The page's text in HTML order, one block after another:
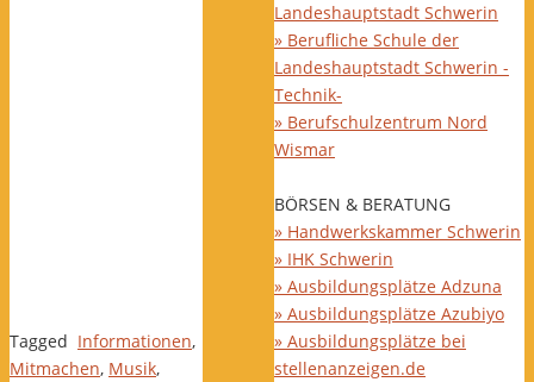
Tagged Informationen,
Mitmachen, Musik,
Landeshauptstadt Schwerin
» Berufliche Schule der
Landeshauptstadt Schwerin -
Technik-
» Berufschulzentrum Nord
Wismar
BÖRSEN & BERATUNG
» Handwerkskammer Schwerin
» IHK Schwerin
» Ausbildungsplätze Adzuna
» Ausbildungsplätze Azubiyo
» Ausbildungsplätze bei
stellenanzeigen.de